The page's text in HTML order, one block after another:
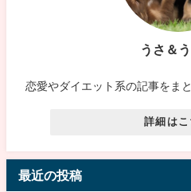
うさ＆
恋愛やダイエット系の記事をま
詳細はこ
最近の投稿